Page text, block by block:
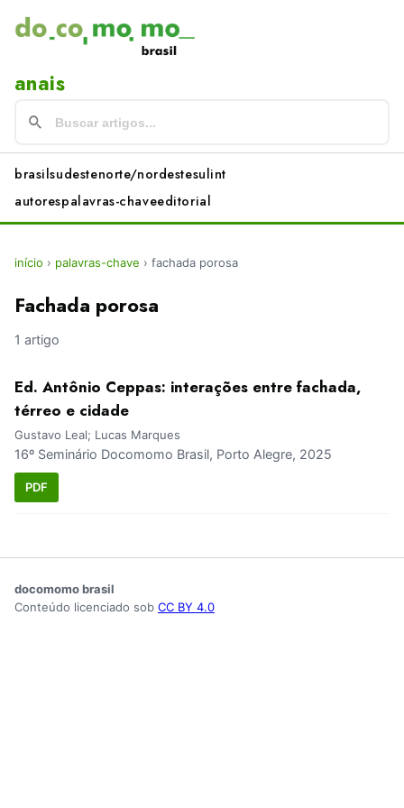
anais
brasilsudestenorte/nordestesulint
autorespalavras-chaveeditorial
início › palavras-chave › fachada porosa
Fachada porosa
1 artigo
Ed. Antônio Ceppas: interações entre fachada,
térreo e cidade
Gustavo Leal; Lucas Marques
16º Seminário Docomomo Brasil, Porto Alegre, 2025
PDF
docomomo brasil
Conteúdo licenciado sob CC BY 4.0